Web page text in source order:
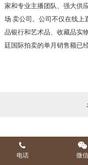
家和专业主播团队、强大供
场 卖公司。公司不仅在线上
品银行和艺术品、收藏品实
廷国际拍卖的单月销售额已
电话 微信